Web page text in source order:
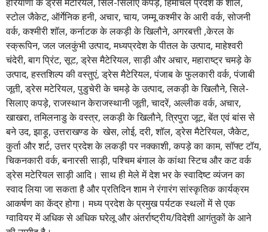
स्टोल जैकेट, ऑर्गेनिक हनी, अचार, चाय, जम्मू कश्मीर के आरी वर्क, सोजनी
वर्क, कश्मीरी शॉल, कर्नाटक के लकड़ी के खिलौने, अगरबत्ती ,केरल के
स्क्रूपिन, जल जलकुंभी उत्पाद, मध्यप्रदेश के पीतल के उत्पाद, माहेश्वरी
चंदेरी, बाग प्रिंट, सूट, ड्रेस मैटेरियल, साड़ी और अचार, महाराष्ट्र चमड़े के
उत्पाद, हस्तशिल्प की वस्तुएं, ड्रेस मैटेरियल, पंजाब के फुलकारी वर्क, पंजाबी
जूती, ड्रेस मटेरियल, पुडुचेरी के चमड़े के उत्पाद, लकड़ी के खिलौने, सिले-
सिलाए कपड़े, राजस्थान केराजस्थानी जूती, चादरें, अल्लीक वर्क, अचार,
खाखरा, तमिलनाडु के वस्त्र, लकड़ी के खिलौने, त्रिपुरा जूट, बेंत एवं बांस से
बने उद, झाड़ू, उत्तराखण्ड के खेस, लोई, दरी, शॉल, ड्रेस मैटेरियल, जैकेट,
कुर्ता और शर्ट, उत्तर प्रदेश के लकड़ी पर नक्काशी, कपड़े का काम, सॉफ्ट टॉय,
चिकनकारी वर्क, बनारसी साड़ी, पश्चिम बंगाल के कांथा स्टिच और कट वर्क
ड्रेस मटेरियल साड़ी आदि। साथ ही मेले में देश भर के स्वादिष्ट व्यंजन का
स्वाद लिया जा सकता है और प्रतिदिन शाम ने रंगारंग सांस्कृतिक कार्यक्रम
आकर्षण का केंद्र होगा। मध्य प्रदेश के प्रमुख पर्यटक स्थलों में से एक
ग्वावियर में अधिक से अधिक घरेलू और अंतर्राष्ट्रीय/विदेशी आगंतुकों के आने